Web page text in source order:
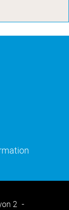
une
dans une
une
une
une
2